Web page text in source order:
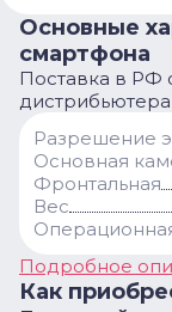
Основные
смартфона
Поставка в РФ
Разрешение
Основная
Фронтальная
Вес
Подробное
Как